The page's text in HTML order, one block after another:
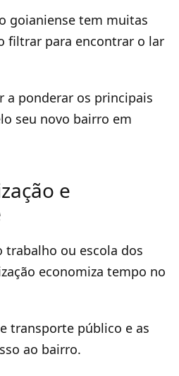
goianiense tem muitas
filtrar para encontrar o lar
a ponderar os principais
seu novo bairro em
e
trabalho ou escola dos
economiza tempo no
transporte público e as
ao bairro.